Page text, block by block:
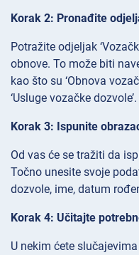
Korak 2: Pronađite
Potražite odjeljak
obnove. To može biti
kao što su ‘Obnova
‘Usluge vozačke dozvole’.
Korak 3: Ispunite
Od vas će se tražiti da
Točno unesite svoje
dozvole, ime, datum
Korak 4: Učitajte
U nekim ćete